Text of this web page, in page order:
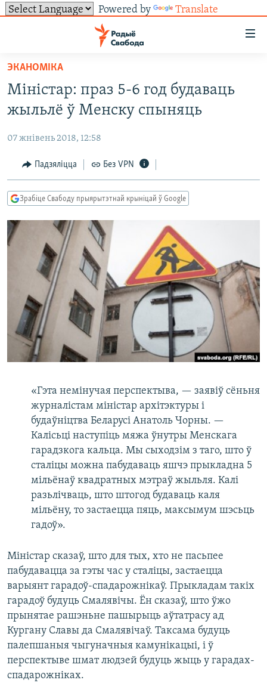
Powered by Translate
ўнівэрсальнага
доступу
Перайсьці
да
галоўнага
Перайсьці
Перайсьці
да
пошуку
ЛЮДЗІ
ПАЛІТЫКА
ВАЙНА
БЕЛАРУСЫ НА ВАЙНЕ
ПАЛІТВЯЗЬНІ
КУЛЬТУРА
КАЛЯНДАР
ТОЛЬКІ НА СВАБОДЗЕ
БЛОГІ
ГІСТОРЫЯ НА СВАБОДЗЕ
КНІГІ
АЎДЫЁКНІГІ
PREMIUM
МОВА
НА ХВАЛЯХ СВАБОДЫ
АБЫСЬЦІ БЛЯКАВАНЬНЕ
ПАДЗЯЛІЦЦА ІНФАРМАЦЫЯЙ
ПАДПІСАЦЦА
RSS
FACEBOOK
Усе сайты РС/РСЭ
ЭКАНОМІКА
Міністар: праз 5-6 год будаваць
жыльлё ў Менску спыняць
07 жнівень 2018, 12:58
Падзяліцца Без VPN
Зрабіце Свабоду прыярытэтнай крыніцай ў Google
«Гэта немінучая перспектыва, — заявіў сёньня
журналістам міністар архітэктуры і
будаўніцтва Беларусі Анатоль Чорны. —
Калісьці наступіць мяжа ўнутры Менскага
гарадзкога кальца. Мы сыходзім з таго, што ў
сталіцы можна пабудаваць яшчэ прыкладна 5
мільёнаў квадратных мэтраў жыльля. Калі
разьлічваць, што штогод будаваць каля
мільёну, то застаецца пяць, максымум шэсьць
гадоў».
Міністар сказаў, што для тых, хто не пасьпее
пабудавацца за гэты час у сталіцы, застаецца
варыянт гарадоў-спадарожнікаў. Прыкладам такіх
гарадоў будуць Смалявічы. Ён сказаў, што ўжо
прынятае рашэньне пашырыць аўтатрасу ад
Кургану Славы да Смалявічаў. Таксама будуць
палепшаныя чыгуначныя камунікацыі, і ў
перспектыве шмат людзей будуць жыць у гарадах-
спадарожніках.